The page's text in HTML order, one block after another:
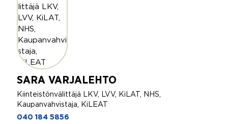
SARA VARJALEHTO
Kiinteistönvälittäjä LKV, LVV, KiLAT, NHS,
Kaupanvahvistaja, KiLEAT
040 184 5856